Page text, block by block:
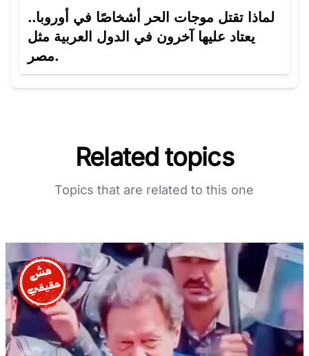
لماذا تقتل موجات الحر أشخاصًا في أوروبا..
يعتاد عليها آخرون في الدول العربية مثل
مصر.
Related topics
Topics that are related to this one